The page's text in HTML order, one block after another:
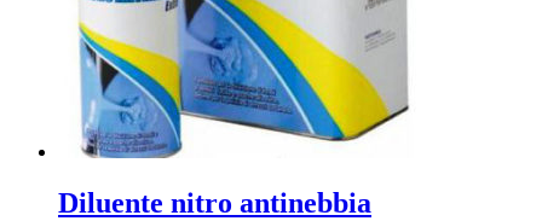
Diluente nitro antinebbia